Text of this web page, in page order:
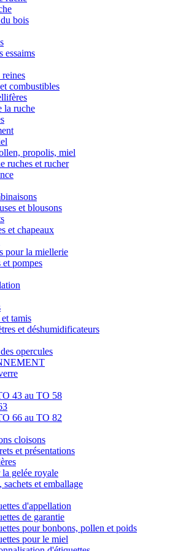
bois
essaims
combustibles
la ruche
propolis, miel
ruches et rucher
et blousons
et chapeaux
pour la miellerie
et pompes
tamis
et déshumidificateurs
opercules
43 au TO 58
66 au TO 82
cloisons
et présentations
la gelée royale
sachets et emballage
d'appellation
de garantie
pour bonbons, pollen et poids
pour le miel